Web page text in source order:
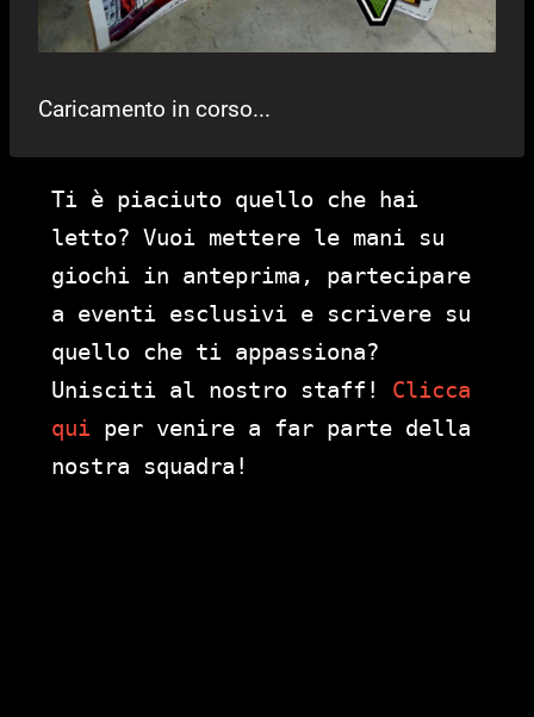
Caricamento in corso...
Ti è piaciuto quello che hai
letto? Vuoi mettere le mani su
giochi in anteprima, partecipare
a eventi esclusivi e scrivere su
quello che ti appassiona?
Unisciti al nostro staff! Clicca
qui per venire a far parte della
nostra squadra!